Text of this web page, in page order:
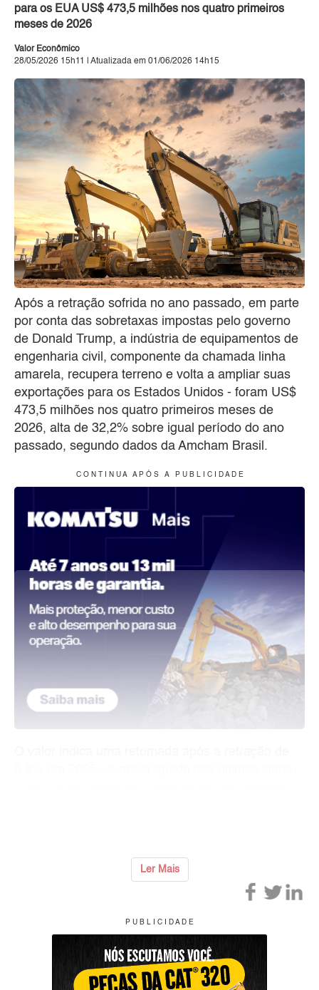
para os EUA US$ 473,5 milhões nos quatro primeiros
meses de 2026
Valor Econômico
28/05/2026 15h11 | Atualizada em 01/06/2026 14h15
Após a retração sofrida no ano passado, em parte
por conta das sobretaxas impostas pelo governo
de Donald Trump, a indústria de equipamentos de
engenharia civil, componente da chamada linha
amarela, recupera terreno e volta a ampliar suas
exportações para os Estados Unidos - foram US$
473,5 milhões nos quatro primeiros meses de
2026, alta de 32,2% sobre igual período do ano
passado, segundo dados da Amcham Brasil.
C O N T I N U A A P Ó S A P U B L I C I D A D E
Ler Mais
P U B L I C I D A D E